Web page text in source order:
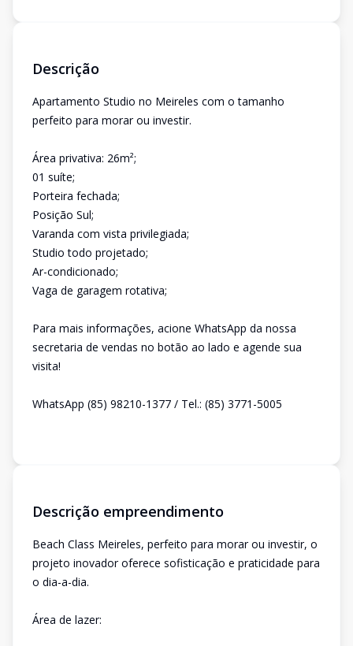
Descrição
Apartamento Studio no Meireles com o tamanho
perfeito para morar ou investir.
Área privativa: 26m²;
01 suíte;
Porteira fechada;
Posição Sul;
Varanda com vista privilegiada;
Studio todo projetado;
Ar-condicionado;
Vaga de garagem rotativa;
Para mais informações, acione WhatsApp da nossa
secretaria de vendas no botão ao lado e agende sua
visita!
WhatsApp (85) 98210-1377 / Tel.: (85) 3771-5005
Descrição empreendimento
Beach Class Meireles, perfeito para morar ou investir, o
projeto inovador oferece sofisticação e praticidade para
o dia-a-dia.
Área de lazer: